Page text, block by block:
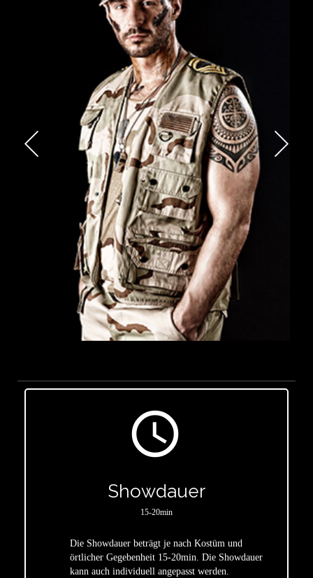
access_time
Showdauer
15-20min
Die Showdauer beträgt je nach Kostüm und
örtlicher Gegebenheit 15-20min. Die Showdauer
kann auch individuell angepasst werden.